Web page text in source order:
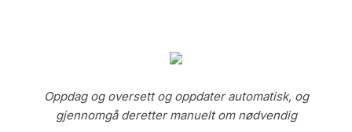
Oppdag og oversett og oppdater automatisk, og
gjennomgå deretter manuelt om nødvendig